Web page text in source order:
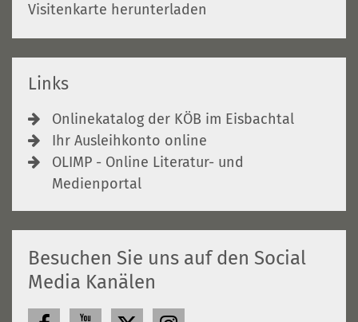
Visitenkarte herunterladen
Links
Onlinekatalog der KÖB im Eisbachtal
Ihr Ausleihkonto online
OLIMP - Online Literatur- und
Medienportal
Besuchen Sie uns auf den Social
Media Kanälen